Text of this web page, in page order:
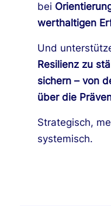
bei
werthaltigen
Und
Resilienz zu
sichern – von
über die
Strategisch,
systemisch.